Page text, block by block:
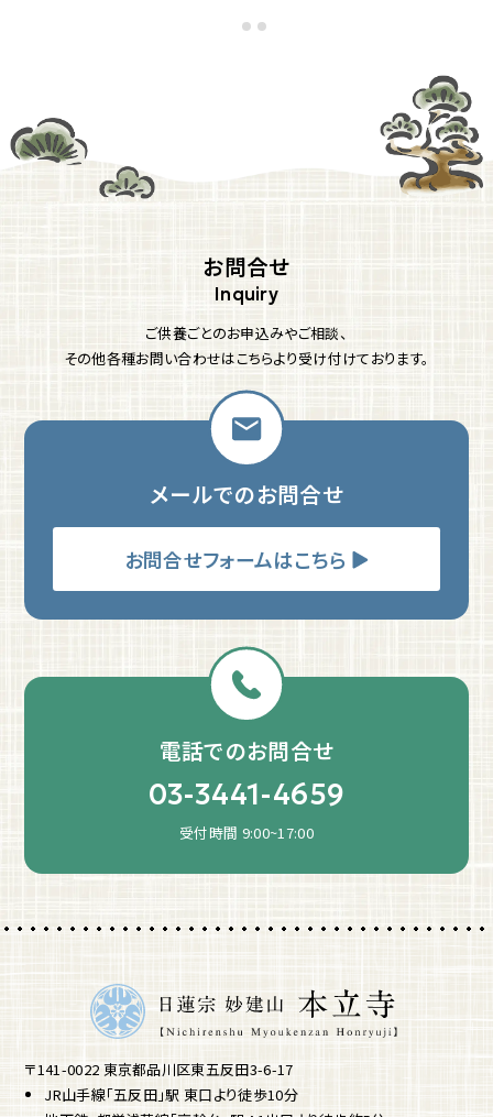
お問合せ
ご供養ごとのお申込みやご相談、
その他各種お問い合わせはこちらより受け付けております。
メールでのお問合せ
お問合せフォームはこちら
電話でのお問合せ
03-3441-4659
受付時間 9:00~17:00
〒141-0022 東京都品川区東五反田3-6-17
JR山手線「五反田」駅 東口より徒歩10分